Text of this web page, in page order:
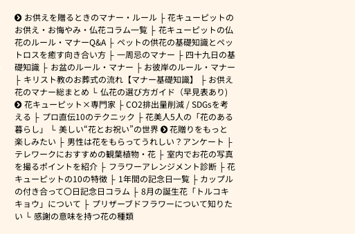
お供えを贈るときのマナー・ルール
花キューピットの
お供え・お悔やみ・仏花コラム一覧
花キューピットの仏
花のルール・マナーQ&A
ペットの供花の基礎知識とペッ
トロスを癒す向き合い方
一周忌のマナー
四十九日の基
礎知識
お盆のルール・マナー
お彼岸のルール・マナー
キリスト教のお葬式の流れ【マナー基礎知識】
お供え
花のマナー総まとめ
仏花の選び方ガイド（早見表あり)
花キューピット×専門家
CO2排出量削減 / SDGsを考
える
プロ直伝10のテクニック
花美人5人の「花のある
暮らし」
美しい“花とお祝い”の世界
花贈りをもっと
楽しみたい
男性は花をもらってうれしい？アンケート
テレワークにおすすめの観葉植物・花
室内でお花の写真
を撮るポイントを紹介
フラワーアレンジメント診断
花
キューピットの10の特徴
1年間の記念日一覧
カップル
の付き合って〇日記念日コラム
8月の誕生花「トルコキ
キョウ」について
プリザーブドフラワーについて知りた
い
感謝の意味を持つ花の種類